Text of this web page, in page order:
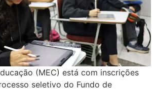
(MEC) está com inscrições
seletivo do Fundo de